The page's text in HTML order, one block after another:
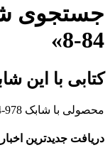
جستجوی
84-8
»
کتابی با این
محصولی با شابک 978-964-0300-84-8
دریافت جدیدترین‌ اخبار